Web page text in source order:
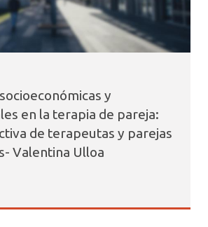
y
en la terapia de pareja:
de terapeutas y parejas
Valentina Ulloa